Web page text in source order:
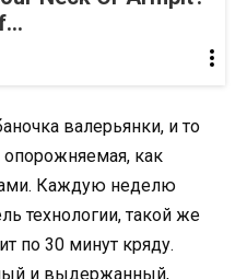
валерьянки, и то
как
Каждую неделю
технологии, такой же
по 30 минут кряду.
и выдержанный,